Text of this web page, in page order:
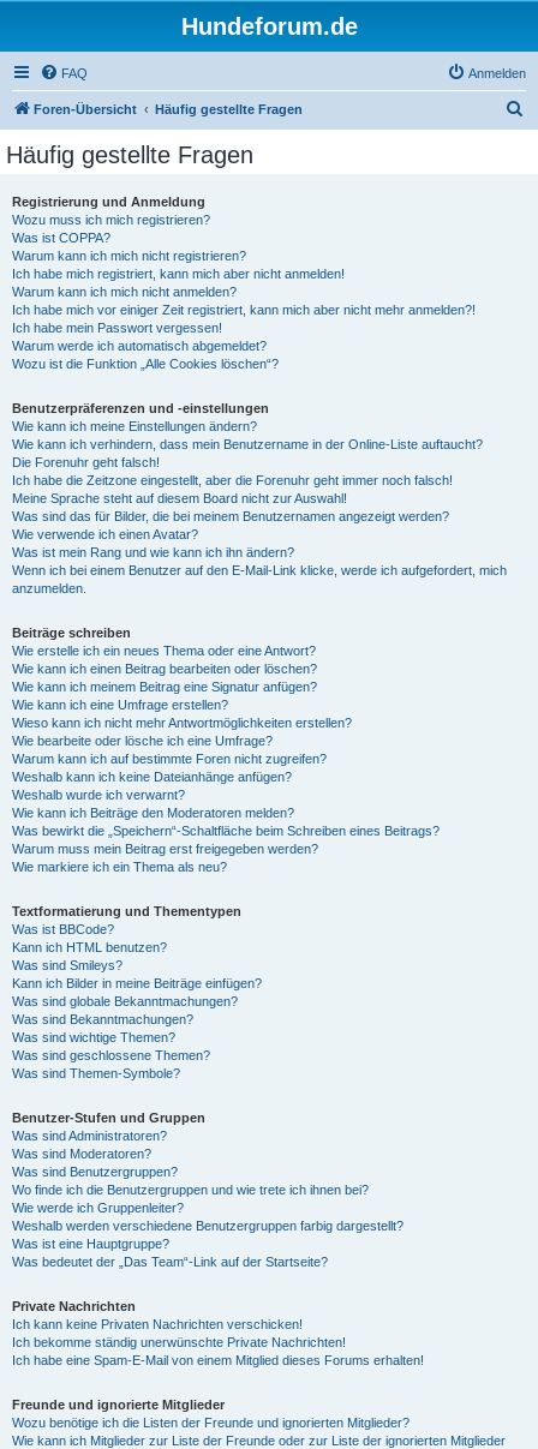
Hundeforum.de
FAQ Anmelden
Foren-Übersicht Häufig gestellte Fragen
Häufig gestellte Fragen
Registrierung und Anmeldung
Wozu muss ich mich registrieren?
Was ist COPPA?
Warum kann ich mich nicht registrieren?
Ich habe mich registriert, kann mich aber nicht anmelden!
Warum kann ich mich nicht anmelden?
Ich habe mich vor einiger Zeit registriert, kann mich aber nicht mehr anmelden?!
Ich habe mein Passwort vergessen!
Warum werde ich automatisch abgemeldet?
Wozu ist die Funktion „Alle Cookies löschen“?
Benutzerpräferenzen und -einstellungen
Wie kann ich meine Einstellungen ändern?
Wie kann ich verhindern, dass mein Benutzername in der Online-Liste auftaucht?
Die Forenuhr geht falsch!
Ich habe die Zeitzone eingestellt, aber die Forenuhr geht immer noch falsch!
Meine Sprache steht auf diesem Board nicht zur Auswahl!
Was sind das für Bilder, die bei meinem Benutzernamen angezeigt werden?
Wie verwende ich einen Avatar?
Was ist mein Rang und wie kann ich ihn ändern?
Wenn ich bei einem Benutzer auf den E-Mail-Link klicke, werde ich aufgefordert, mich
anzumelden.
Beiträge schreiben
Wie erstelle ich ein neues Thema oder eine Antwort?
Wie kann ich einen Beitrag bearbeiten oder löschen?
Wie kann ich meinem Beitrag eine Signatur anfügen?
Wie kann ich eine Umfrage erstellen?
Wieso kann ich nicht mehr Antwortmöglichkeiten erstellen?
Wie bearbeite oder lösche ich eine Umfrage?
Warum kann ich auf bestimmte Foren nicht zugreifen?
Weshalb kann ich keine Dateianhänge anfügen?
Weshalb wurde ich verwarnt?
Wie kann ich Beiträge den Moderatoren melden?
Was bewirkt die „Speichern“-Schaltfläche beim Schreiben eines Beitrags?
Warum muss mein Beitrag erst freigegeben werden?
Wie markiere ich ein Thema als neu?
Textformatierung und Thementypen
Was ist BBCode?
Kann ich HTML benutzen?
Was sind Smileys?
Kann ich Bilder in meine Beiträge einfügen?
Was sind globale Bekanntmachungen?
Was sind Bekanntmachungen?
Was sind wichtige Themen?
Was sind geschlossene Themen?
Was sind Themen-Symbole?
Benutzer-Stufen und Gruppen
Was sind Administratoren?
Was sind Moderatoren?
Was sind Benutzergruppen?
Wo finde ich die Benutzergruppen und wie trete ich ihnen bei?
Wie werde ich Gruppenleiter?
Weshalb werden verschiedene Benutzergruppen farbig dargestellt?
Was ist eine Hauptgruppe?
Was bedeutet der „Das Team“-Link auf der Startseite?
Private Nachrichten
Ich kann keine Privaten Nachrichten verschicken!
Ich bekomme ständig unerwünschte Private Nachrichten!
Ich habe eine Spam-E-Mail von einem Mitglied dieses Forums erhalten!
Freunde und ignorierte Mitglieder
Wozu benötige ich die Listen der Freunde und ignorierten Mitglieder?
Wie kann ich Mitglieder zur Liste der Freunde oder zur Liste der ignorierten Mitglieder